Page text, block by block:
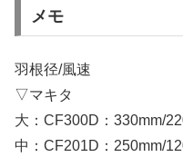
メモ
羽根径/風速
▽マキタ
大：CF300D：330mm/
中：CF201D：250mm/